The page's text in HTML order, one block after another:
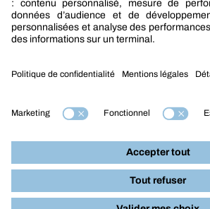
NOTRE OFFRE
Entre vous et nous
Nous contacter
Mention légales
Nos produits par métiers :